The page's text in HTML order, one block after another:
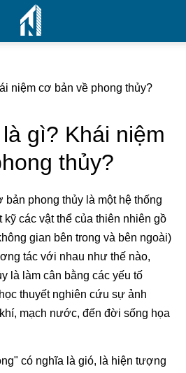
niệm cơ bản về phong thủy?
gì? Khái niệm
thủy?
bản phong thủy là một hệ thống
các vật thể của thiên nhiên gồ
gian bên trong và bên ngoài)
tác với nhau như thế nào,
là làm cân bằng các yếu tố
thuyết nghiên cứu sự ảnh
mạch nước, đến đời sống họa
có nghĩa là gió, là hiện tượng